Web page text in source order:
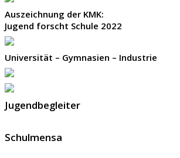
Auszeichnung der KMK:
Jugend forscht Schule 2022
Universität – Gymnasien – Industrie
Jugendbegleiter
Schulmensa